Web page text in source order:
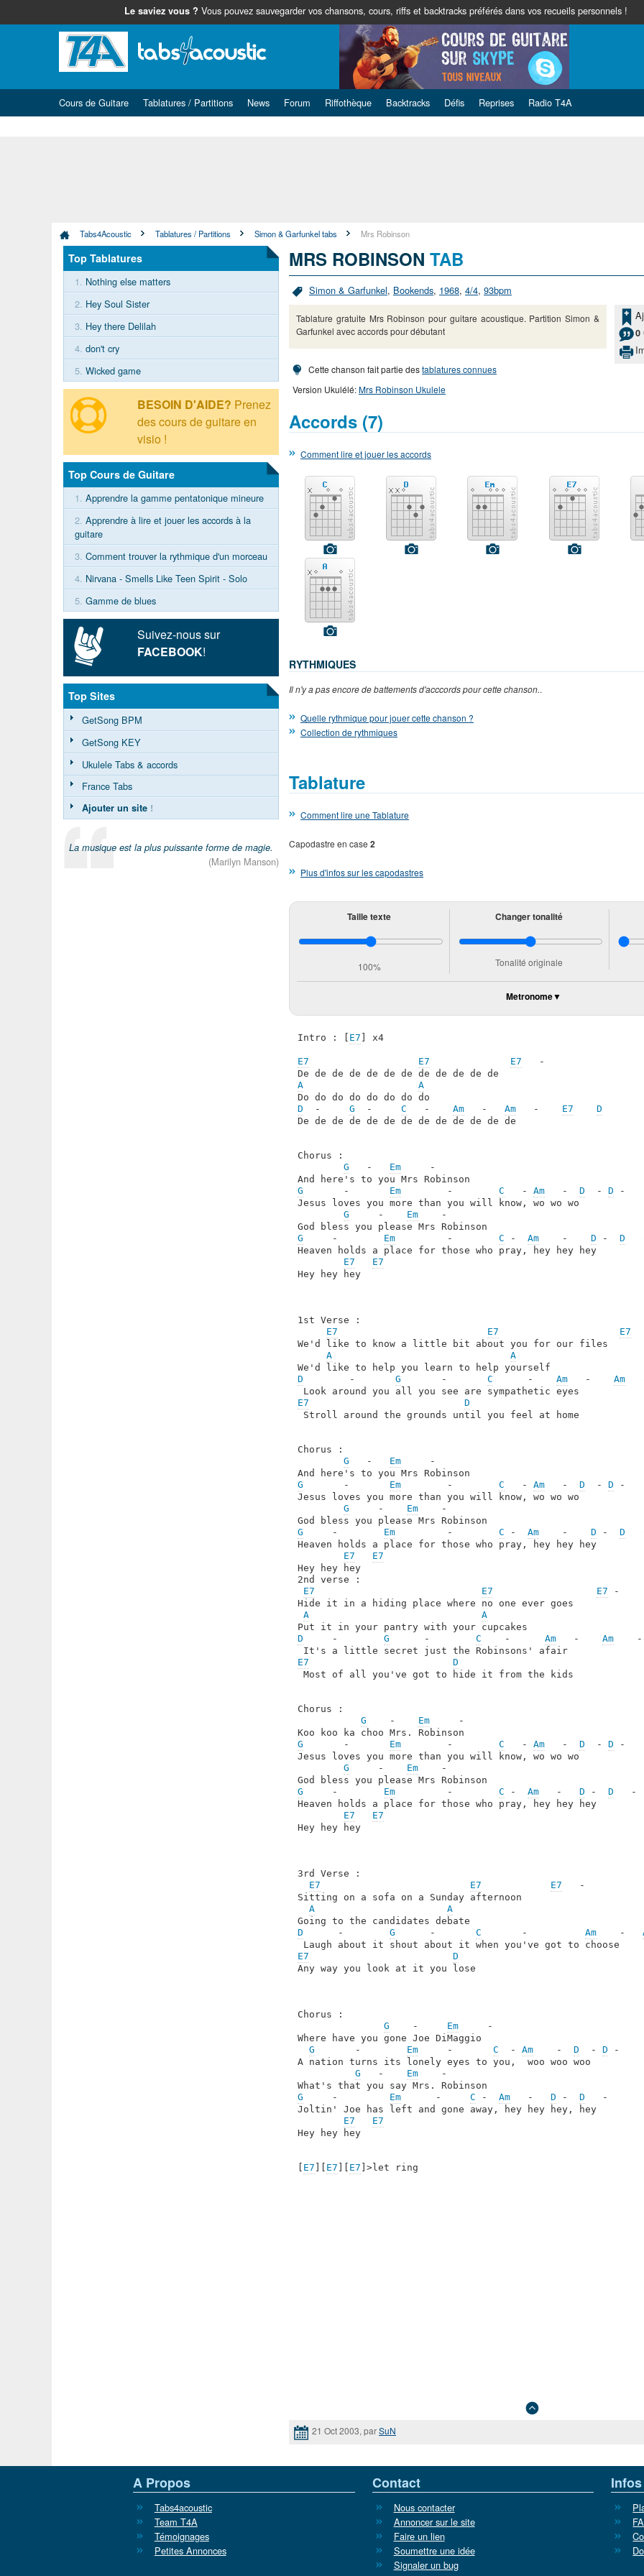
Le saviez vous ? Vous pouvez sauvegarder vos chansons, cours, riffs et backtracks préférés dans vos recueils personnels !
Cours de Guitare Tablatures / Partitions News Forum Riffothèque Backtracks Défis Reprises Radio T4A
Tabs4Acoustic Tablatures / Partitions Simon & Garfunkel tabs Mrs Robinson
MRS ROBINSON TAB
Simon & Garfunkel, Bookends, 1968, 4/4, 93bpm
0
Tablature gratuite Mrs Robinson pour guitare acoustique. Partition Simon &
Garfunkel avec accords pour débutant
Cette chanson fait partie destablatures connues
Version Ukulélé:Mrs Robinson Ukulele
Accords (7)
Comment lire et jouer les accords
RYTHMIQUES
Il n'y a pas encore de battements d'acccords pour cette chanson..
Quelle rythmique pour jouer cette chanson ?
Collection de rythmiques
Tablature
Comment lire une Tablature
Capodastre en case 2
Plus d'infos sur les capodastres
Taille texte
100%
Changer tonalité
Tonalité originale
Metronome
Intro : [ E7 ] x4
E7 E7 E7
   -
A
A
D
  -
G
  -
C
   -
Am
   -
Am
   -
E7
D
De de de de de de de de de de de de de
Chorus :
G
   -
Em
     -
G
       -
Em
        -
C
   -
Am
   -
D
  -
D -
Jesus loves you more than you will know, wo wo wo
G
     -
Em
    -
G
     -
Em
         -
C - Am
    -
D - D
Heaven holds a place for those who pray, hey hey hey
E7
E7
Hey hey hey
1st Verse :
E7
E7 E7
We'd like to know a little bit about you for our files
A
A
D
        -
G
       -
C
      -
Am
   -
Am
E7
D
Stroll around the grounds until you feel at home
Chorus :
G
   -
Em
     -
G
       -
Em
        -
C
   -
Am
   -
D
  -
D -
Jesus loves you more than you will know, wo wo wo
G
     -
Em
    -
G
     -
Em
         -
C - Am
    -
D - D
Heaven holds a place for those who pray, hey hey hey
E7
E7
Hey hey hey
2nd verse :
E7
E7 E7 -
Hide it in a hiding place where no one ever goes
A
A
D
     -
G
      -
C
    -
Am
   -
Am
    -
It's a little secret just the Robinsons' afair
E7
D
Most of all you've got to hide it from the kids
Chorus :
G
    -
Em
     -
G
       -
Em
        -
C
   -
Am
   -
D
  -
D -
Jesus loves you more than you will know, wo wo wo
G
     -
Em
    -
G
     -
Em
         -
C - Am
   -
D - D
   -
Heaven holds a place for those who pray, hey hey hey
E7
E7
Hey hey hey
3rd Verse :
E7
E7 E7
   -
Sitting on a sofa on a Sunday afternoon
A
A
D
      -
G
      -
C
       -
Am
    -
E7
D
Any way you look at it you lose
Chorus :
G
    -
Em
     -
Where have you gone Joe DiMaggio
G
       -
Em
     -
C
  -
Am
    -
D
  -
D -
A nation turns its lonely eyes to you,  woo woo woo
G
   -
Em
    -
G
     -
Em
      -
C - Am
   -
D - D
   -
Joltin' Joe has left and gone away, hey hey hey, hey
E7
E7
Hey hey hey
E7 E7 E7 ]>let ring
21 Oct 2003, parSuN
Top Tablatures
1. Nothing else matters
2. Hey Soul Sister
3. Hey there Delilah
4. don't cry
5. Wicked game
BESOIN D'AIDE? Prenez
des cours de guitare en
visio !
Top Cours de Guitare
1. Apprendre la gamme pentatonique mineure
2. Apprendre à lire et jouer les accords à la
guitare
3. Comment trouver la rythmique d'un morceau
4. Nirvana - Smells Like Teen Spirit - Solo
5. Gamme de blues
Suivez-nous sur
FACEBOOK!
Top Sites
GetSong BPM
GetSong KEY
Ukulele Tabs & accords
France Tabs
Ajouter un site!
La musique est la plus puissante forme de magie.
(Marilyn Manson)
A Propos
Tabs4acoustic
Team T4A
Témoignages
Petites Annonces
Contact
Nous contacter
Annoncer sur le site
Faire un lien
Soumettre une idée
Signaler un bug
Infos